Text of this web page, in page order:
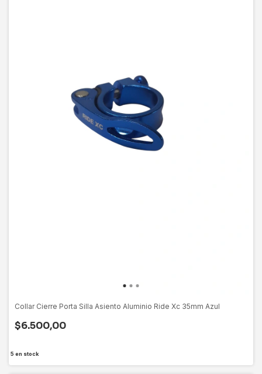
Collar Cierre Porta Silla Asiento Aluminio Ride Xc 35mm Azul
$6.500,00
5 en stock